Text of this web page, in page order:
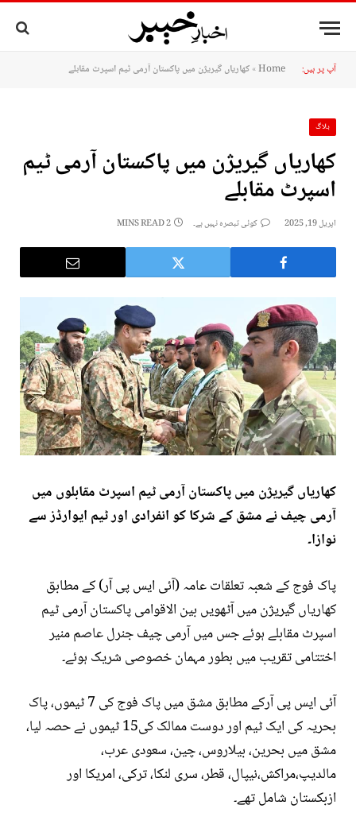
آپ پر ہیں: Home
»کھاریاں گیریژن میں پاکستان آرمی ٹیم اسپرٹ مقابلے
بلاگ
کھاریاں گیریژن میں پاکستان آرمی ٹیم
اسپرٹ مقابلے
اپریل 19, 2025 کوئی تبصرہ نہیں ہے۔ 2 MINS READ
کھاریاں گیریژن میں پاکستان آرمی ٹیم اسپرٹ مقابلوں میں
آرمی چیف نے مشق کے شرکا کو انفرادی اور ٹیم ایوارڈز سے
نوازا۔
پاک فوج کے شعبہ تعلقات عامہ (آئی ایس پی آر) کے مطابق
کھاریاں گیریژن میں آٹھویں بین الاقوامی پاکستان آرمی ٹیم
اسپرٹ مقابلے ہوئے جس میں آرمی چیف جنرل عاصم منیر
اختتامی تقریب میں بطور مہمان خصوصی شریک ہوئے۔
آئی ایس پی آرکے مطابق مشق میں پاک فوج کی 7 ٹیموں، پاک
بحریہ کی ایک ٹیم اور دوست ممالک کی15 ٹیموں نے حصہ لیا،
مشق میں بحرین، بیلاروس، چین، سعودی عرب،
مالدیپ،مراکش،نیپال، قطر، سری لنکا، ترکی، امریکا اور
ازبکستان شامل تھے۔